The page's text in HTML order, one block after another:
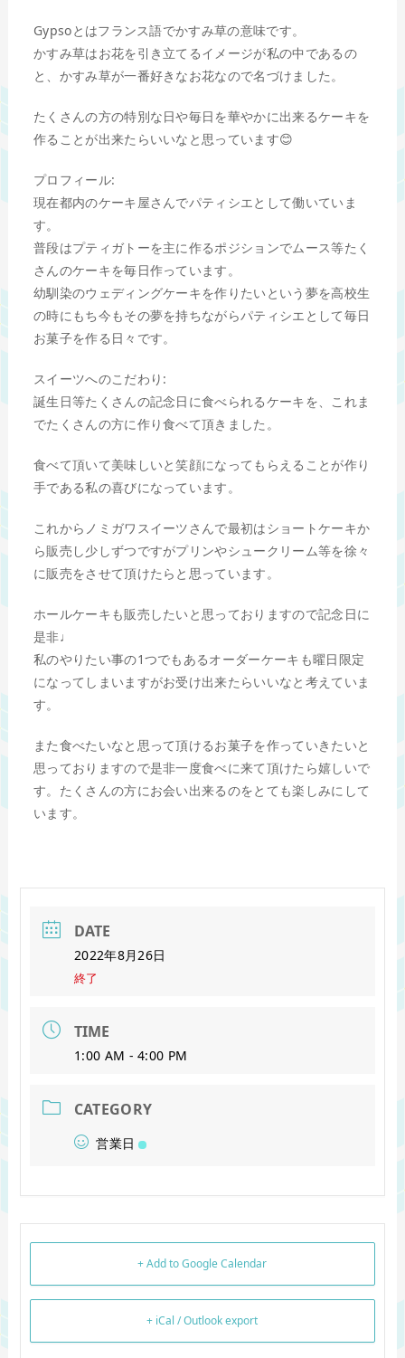
Gypsoとはフランス語でかすみ草の意味です。
かすみ草はお花を引き立てるイメージが私の中であるの
と、かすみ草が一番好きなお花なので名づけました。
たくさんの方の特別な日や毎日を華やかに出来るケーキを
作ることが出来たらいいなと思っています😊
プロフィール:
現在都内のケーキ屋さんでパティシエとして働いていま
す。
普段はプティガトーを主に作るポジションでムース等たく
さんのケーキを毎日作っています。
幼馴染のウェディングケーキを作りたいという夢を高校生
の時にもち今もその夢を持ちながらパティシエとして毎日
お菓子を作る日々です。
スイーツへのこだわり:
誕生日等たくさんの記念日に食べられるケーキを、これま
でたくさんの方に作り食べて頂きました。
食べて頂いて美味しいと笑顔になってもらえることが作り
手である私の喜びになっています。
これからノミガワスイーツさんで最初はショートケーキか
ら販売し少しずつですがプリンやシュークリーム等を徐々
に販売をさせて頂けたらと思っています。
ホールケーキも販売したいと思っておりますので記念日に
是非♩
私のやりたい事の1つでもあるオーダーケーキも曜日限定
になってしまいますがお受け出来たらいいなと考えていま
す。
また食べたいなと思って頂けるお菓子を作っていきたいと
思っておりますので是非一度食べに来て頂けたら嬉しいで
す。たくさんの方にお会い出来るのをとても楽しみにして
います。
DATE
2022年8月26日
終了
TIME
1:00 AM - 4:00 PM
CATEGORY
営業日
+ Add to Google Calendar
+ iCal / Outlook export